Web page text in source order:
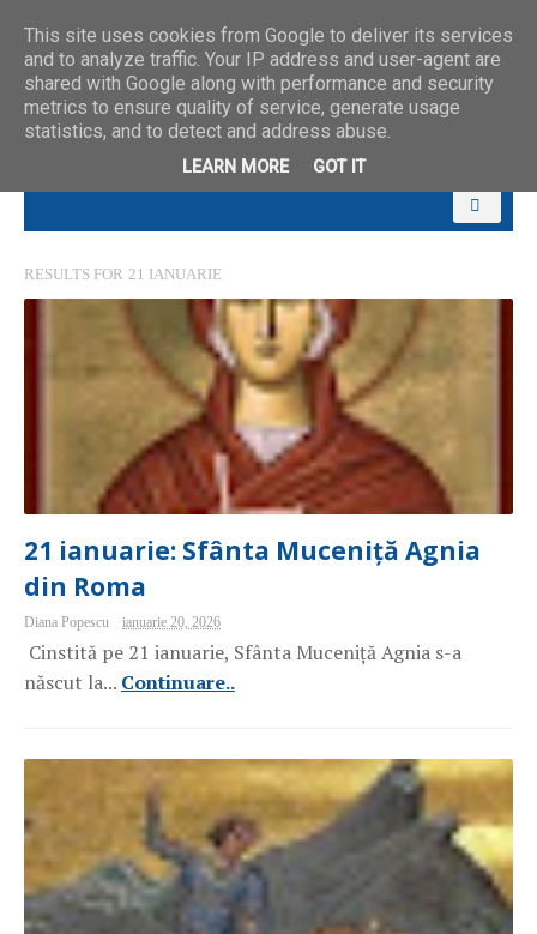
RESULTS FOR 21 IANUARIE
21 ianuarie: Sfânta Muceniță Agnia
din Roma
Diana Popescu ianuarie 20, 2026
Cinstită pe 21 ianuarie, Sfânta Muceniță Agnia s-a
născut la... Continuare..
This site uses cookies from Google to deliver its services
and to analyze traffic. Your IP address and user-agent are
shared with Google along with performance and security
metrics to ensure quality of service, generate usage
statistics, and to detect and address abuse.
LEARN MORE GOT IT